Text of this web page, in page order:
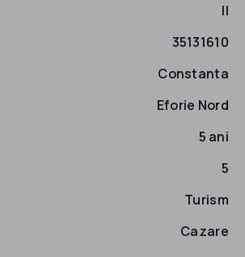
II
35131610
Constanta
Eforie Nord
5 ani
5
Turism
Cazare